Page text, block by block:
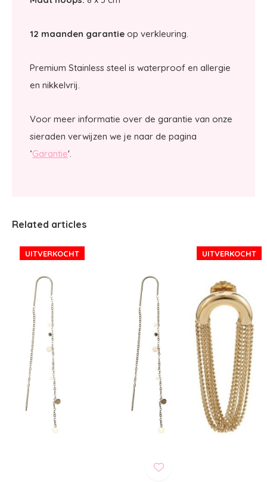
12 maanden garantie op verkleuring.
Premium Stainless steel is waterproof en allergie
en nikkelvrij.
Voor meer informatie over de garantie van onze
sieraden verwijzen we je naar de pagina
‘Garantie'.
Related articles
UITVERKOCHT UITVERKOCHT